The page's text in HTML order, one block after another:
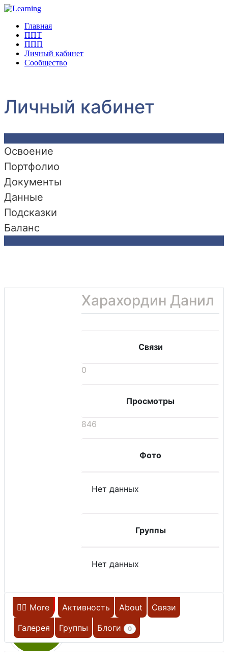
Главная
ППТ
ППП
Личный кабинет
Сообщество
Личный кабинет
Освоение
Портфолио
Документы
Данные
Подсказки
Баланс
Х
Харахордин Данил
Связи
0
Просмотры
846
Фото
Нет данных
Группы
Нет данных
Главная Активность About
Связи
Галерея
Группы Блоги 0
More